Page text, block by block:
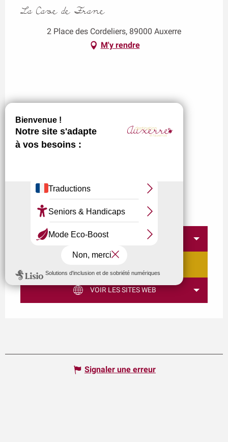
La Cave de Frane
2 Place des Cordeliers, 89000 Auxerre
M'y rendre
APPELER
VOIR LES SITES WEB
Signaler une erreur